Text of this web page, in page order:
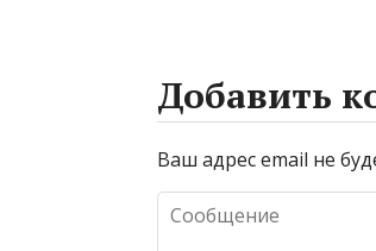
Добавить
Ваш адрес email не